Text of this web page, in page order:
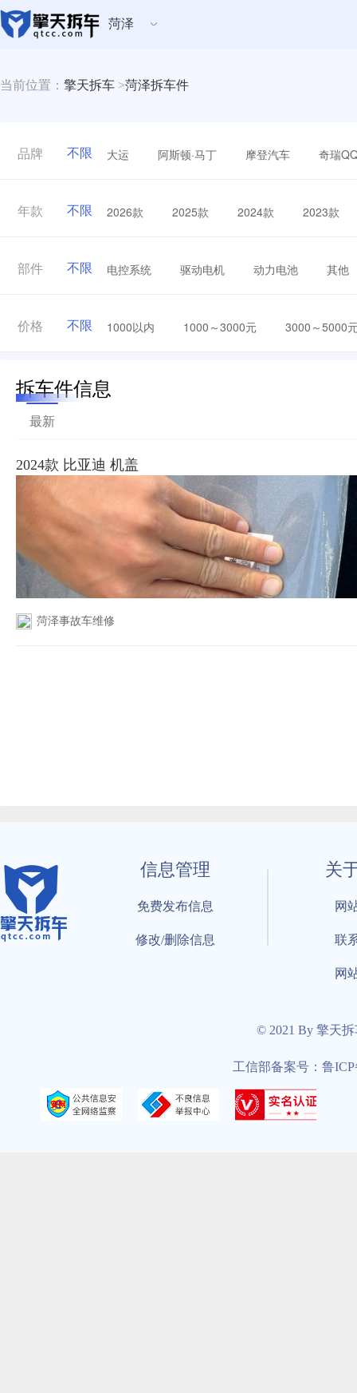
菏泽
当前位置： 擎天拆车 >菏泽拆车件
品牌 不限 大运 阿斯顿·马丁 摩登汽车 奇瑞
年款 不限 2026款 2025款 2024款 2023款
部件 不限 电控系统 驱动电机 动力电池 其他
价格 不限 1000以内 1000～3000元 3000～5000
拆车件信息
最新
2024款 比亚迪 机盖
菏泽事故车维修
信息管理
免费发布信息
修改/删除信息
关
网
联
网
© 2021 By 擎天
工信部备案号：鲁